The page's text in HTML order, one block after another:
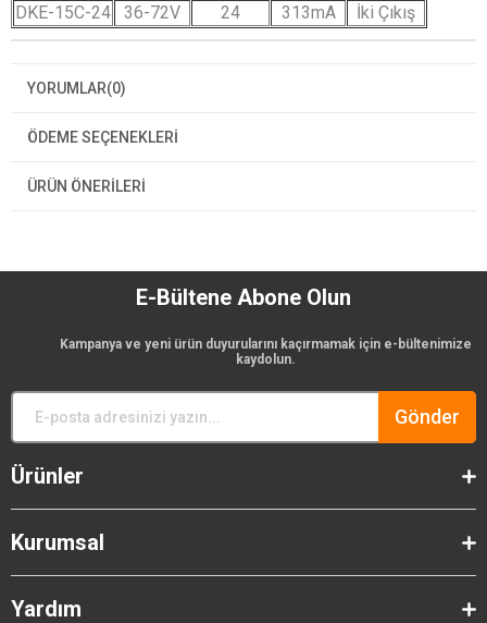
DKE-15C-24
36-72V 24 313mA İki Çıkış
YORUMLAR(0)
ÖDEME SEÇENEKLERI
ÜRÜN ÖNERILERI
E-Bültene Abone Olun
Kampanya ve yeni ürün duyurularını kaçırmamak için e-bültenimize
kaydolun.
Gönder
Ürünler
Kurumsal
Yardım